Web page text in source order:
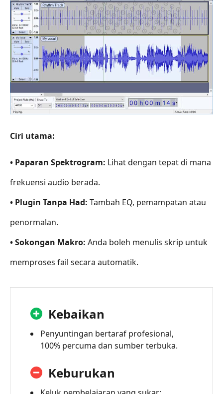
Ciri utama:
• Paparan Spektrogram: Lihat dengan tepat di mana
frekuensi audio berada.
• Plugin Tanpa Had: Tambah EQ, pemampatan atau
penormalan.
• Sokongan Makro: Anda boleh menulis skrip untuk
memproses fail secara automatik.
Kebaikan
Penyuntingan bertaraf profesional,
100% percuma dan sumber terbuka.
Keburukan